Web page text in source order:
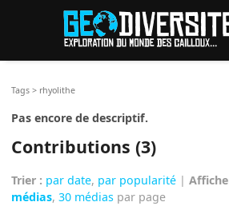
Tags > rhyolithe
Pas encore de descriptif.
Contributions (3)
Trier : par date, par popularité |
médias,30 médias par page